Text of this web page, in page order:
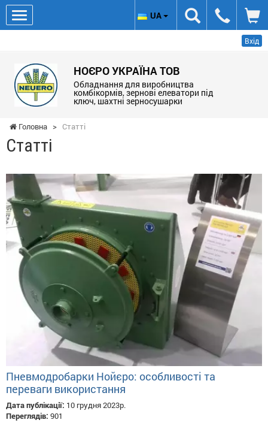
Вхід
НОЄРО УКРАЇНА ТОВ
Обладнання для виробництва
комбікормів, зернові елеватори під
ключ, шахтні зерносушарки
UA
Головна > Статті
Статті
Пневмодробарки Нойєро: особливості та
переваги використання
Дата публікації: 10 грудня 2023р.
Переглядів: 901